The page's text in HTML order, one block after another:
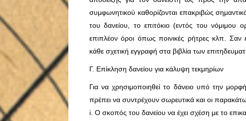
συμφωνητικού καθορίζονται επακριβώς
του δανείου, το επιτόκιο (εντός του νόμιμου
επιπλέον όροι όπως ποινικές ρήτρες κλπ. Σαν
κάθε σχετική εγγραφή στα βιβλία των
Γ. Επίκληση δανείου για κάλυψη τεκμηρίων
Για να χρησιμοποιηθεί το δάνειο υπό την
πρέπει να συντρέχουν σωρευτικά και οι
i. Ο σκοπός του δανείου να έχει σχέση με το